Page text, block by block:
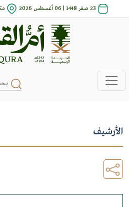
23 صفر 1448 | 06 أغسطس 2026
الأرشيف